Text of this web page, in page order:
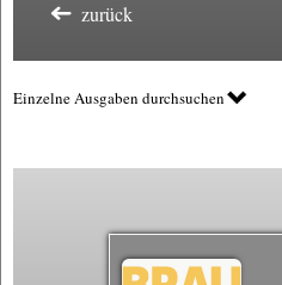
zurück
Einzelne Ausgaben durchsuchen